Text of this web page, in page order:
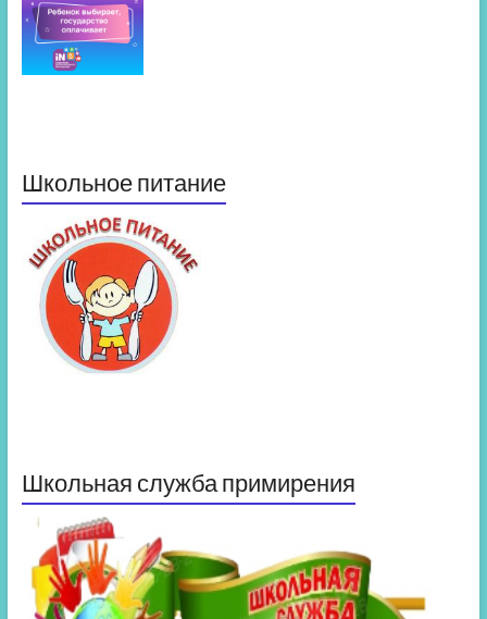
Школьное питание
Школьная служба примирения